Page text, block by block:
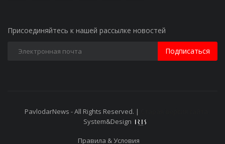
Присоединяйтесь к нашей рассылке новостей
Подписаться
PavlodarNews - All Rights Reserved. |
System&Design
Правила & Условия